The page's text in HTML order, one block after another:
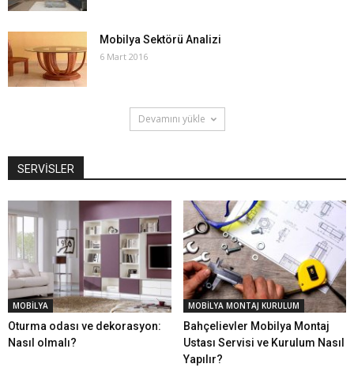
Mobilya Sektörü Analizi
6 Mart 2016
Devamını yükle
SERVİSLER
MOBİLYA
Oturma odası ve dekorasyon:
Nasıl olmalı?
MOBİLYA MONTAJ KURULUM
Bahçelievler Mobilya Montaj
Ustası Servisi ve Kurulum Nasıl
Yapılır?